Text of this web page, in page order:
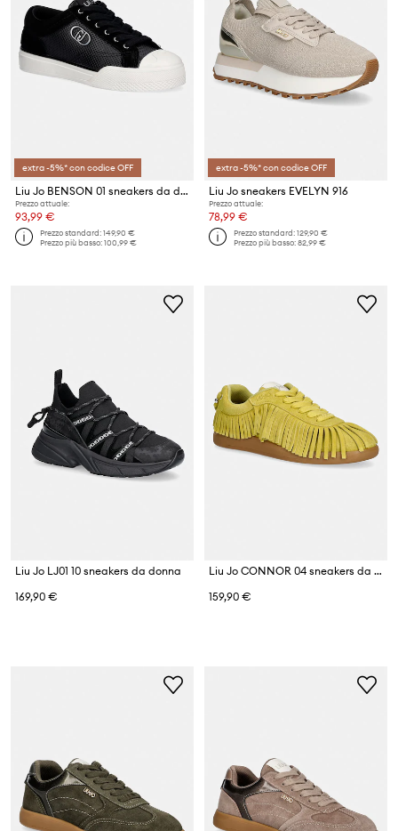
extra -5%* con codice OFF
Liu Jo BENSON 01 sneakers da donna
Prezzo attuale:
93,99 €
Prezzo standard:149,90 €
Prezzo più basso:100,99 €
extra -5%* con codice OFF
Liu Jo sneakers EVELYN 916
Prezzo attuale:
78,99 €
Prezzo standard:129,90 €
Prezzo più basso:82,99 €
Liu Jo LJ01 10 sneakers da donna
169,90 €
Liu Jo CONNOR 04 sneakers da donna in scamoscio
159,90 €